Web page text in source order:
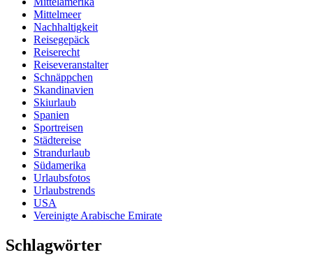
Mittelmeer
Nachhaltigkeit
Reisegepäck
Reiserecht
Reiseveranstalter
Schnäppchen
Skandinavien
Skiurlaub
Spanien
Sportreisen
Städtereise
Strandurlaub
Südamerika
Urlaubsfotos
Urlaubstrends
USA
Vereinigte Arabische Emirate
Schlagwörter